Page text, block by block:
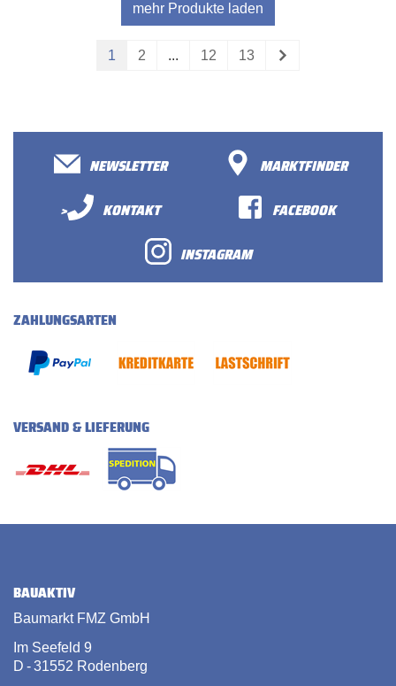
mehr Produkte laden
1 2 ... 12 13
NEWSLETTER
MARKTFINDER
>
KONTAKT
FACEBOOK
INSTAGRAM
ZAHLUNGSARTEN
VERSAND & LIEFERUNG
BAUAKTIV
Baumarkt FMZ GmbH
Im Seefeld 9
D - 31552 Rodenberg